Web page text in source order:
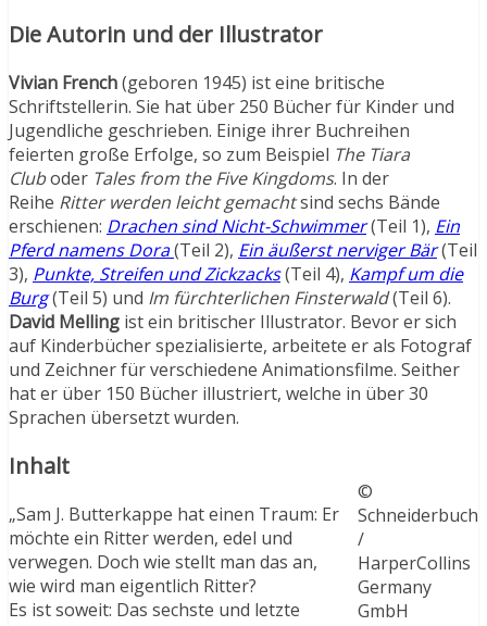
Die Autorin und der Illustrator
Vivian French(geboren 1945) ist eine britische
Schriftstellerin. Sie hat über 250 Bücher für Kinder und
Jugendliche geschrieben. Einige ihrer Buchreihen
feierten große Erfolge, so zum Beispiel The Tiara
Cluboder Tales from the Five Kingdoms. In der
Reihe Ritter werden leicht gemachtsind sechs Bände
erschienen: Drachen sind Nicht-Schwimmer(Teil 1), Ein
Pferd namens Dora(Teil 2), Ein äußerst nerviger Bär(Teil
3), Punkte, Streifen und Zickzacks(Teil 4), Kampf um die
Burg(Teil 5) und Im fürchterlichen Finsterwald(Teil 6).
David Melling ist ein britischer Illustrator. Bevor er sich
auf Kinderbücher spezialisierte, arbeitete er als Fotograf
und Zeichner für verschiedene Animationsfilme. Seither
hat er über 150 Bücher illustriert, welche in über 30
Sprachen übersetzt wurden.
©
Schneiderbuch
/
HarperCollins
Germany
GmbH
Inhalt
„Sam J. Butterkappe hat einen Traum: Er
möchte ein Ritter werden, edel und
verwegen. Doch wie stellt man das an,
wie wird man eigentlich Ritter?
Es ist soweit: Das sechste und letzte